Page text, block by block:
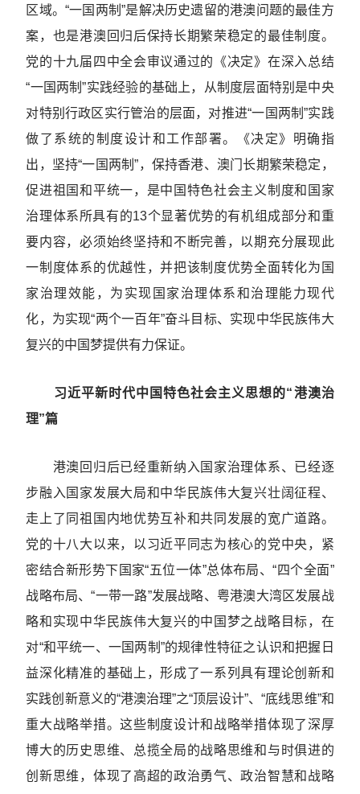
区域。“一国两制”是解决历史遗留的港澳问题的最佳方
案，也是港澳回归后保持长期繁荣稳定的最佳制度。
党的十九届四中全会审议通过的《决定》在深入总结
“一国两制”实践经验的基础上，从制度层面特别是中央
对特别行政区实行管治的层面，对推进“一国两制”实践
做了系统的制度设计和工作部署。《决定》明确指
出，坚持“一国两制”，保持香港、澳门长期繁荣稳定，
促进祖国和平统一，是中国特色社会主义制度和国家
治理体系所具有的13个显著优势的有机组成部分和重
要内容，必须始终坚持和不断完善，以期充分展现此
一制度体系的优越性，并把该制度优势全面转化为国
家治理效能，为实现国家治理体系和治理能力现代
化，为实现“两个一百年”奋斗目标、实现中华民族伟大
复兴的中国梦提供有力保证。
习近平新时代中国特色社会主义思想的“港澳治
理”篇
港澳回归后已经重新纳入国家治理体系、已经逐
步融入国家发展大局和中华民族伟大复兴壮阔征程、
走上了同祖国内地优势互补和共同发展的宽广道路。
党的十八大以来，以习近平同志为核心的党中央，紧
密结合新形势下国家“五位一体”总体布局、“四个全面”
战略布局、“一带一路”发展战略、粤港澳大湾区发展战
略和实现中华民族伟大复兴的中国梦之战略目标，在
对“和平统一、一国两制”的规律性特征之认识和把握日
益深化精准的基础上，形成了一系列具有理论创新和
实践创新意义的“港澳治理”之“顶层设计”、“底线思维”和
重大战略举措。这些制度设计和战略举措体现了深厚
博大的历史思维、总揽全局的战略思维和与时俱进的
创新思维，体现了高超的政治勇气、政治智慧和战略